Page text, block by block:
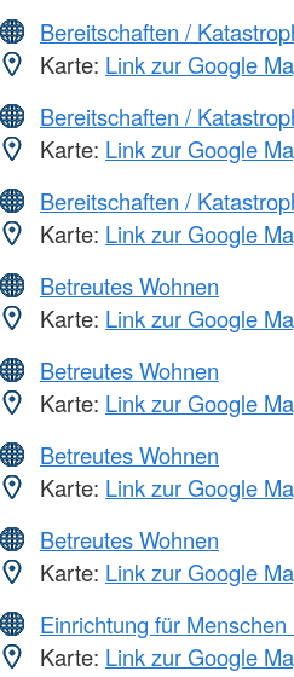
Bereitschaften /
Karte: Link zur Google
Bereitschaften /
Karte: Link zur Google
Bereitschaften /
Karte: Link zur Google
Betreutes Wohnen
Karte: Link zur Google
Betreutes Wohnen
Karte: Link zur Google
Betreutes Wohnen
Karte: Link zur Google
Betreutes Wohnen
Karte: Link zur Google
Einrichtung für
Karte: Link zur Google